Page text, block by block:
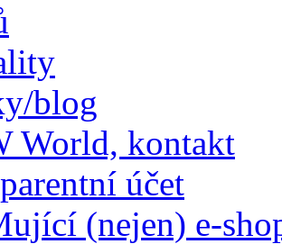
blog
World, kontakt
účet
(nejen) e-